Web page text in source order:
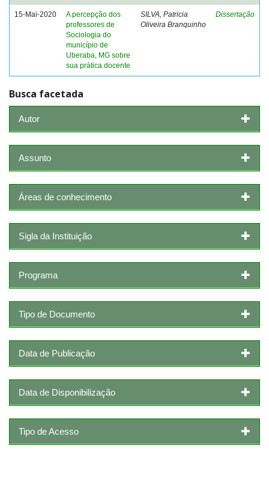
15-Mai-2020
A percepção dos
professores de
Sociologia do
município de
Uberaba, MG sobre
sua prática docente
SILVA, Patricia
Oliveira Branquinho
Dissertação
Busca facetada
Autor
Assunto
Áreas de conhecimento
Sigla da Instituição
Programa
Tipo de Documento
Data de Publicação
Data de Disponibilização
Tipo de Acesso